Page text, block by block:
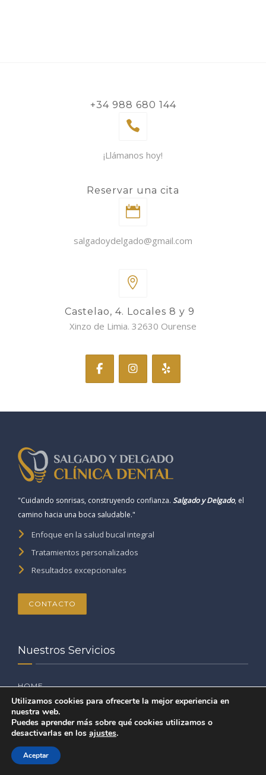
+34 988 680 144
¡Llámanos hoy!
Reservar una cita
salgadoydelgado@gmail.com
Castelao, 4. Locales 8 y 9
Xinzo de Limia. 32630 Ourense
"Cuidando sonrisas, construyendo confianza. Salgado y Delgado, el
camino hacia una boca saludable."
Enfoque en la salud bucal integral
Tratamientos personalizados
Resultados excepcionales
CONTACTO
Nuestros Servicios
HOME
SERVICIOS
Utilizamos cookies para ofrecerte la mejor experiencia en
nuestra web.
Puedes aprender más sobre qué cookies utilizamos o
desactivarlas en los ajustes.
Aceptar